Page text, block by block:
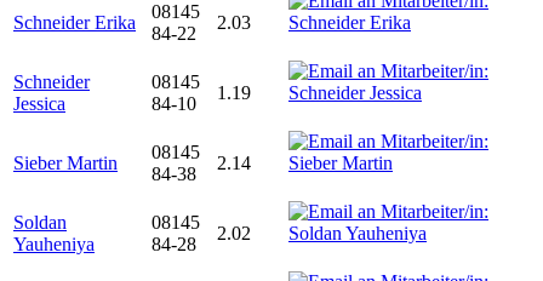
Schneider Erika
08145
84-22
2.03
Schneider
Jessica
08145
84-10
1.19
Sieber Martin
08145
84-38
2.14
Soldan
Yauheniya
08145
84-28
2.02